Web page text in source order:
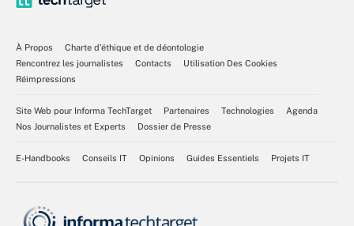
À Propos
Charte d’éthique et de déontologie
Rencontrez les journalistes
Contacts
Utilisation Des Cookies
Réimpressions
Site Web pour Informa TechTarget Partenaires Technologies
Agenda
Nos Journalistes et Experts
Dossier de Presse
E-Handbooks Conseils IT Opinions Guides Essentiels Projets IT